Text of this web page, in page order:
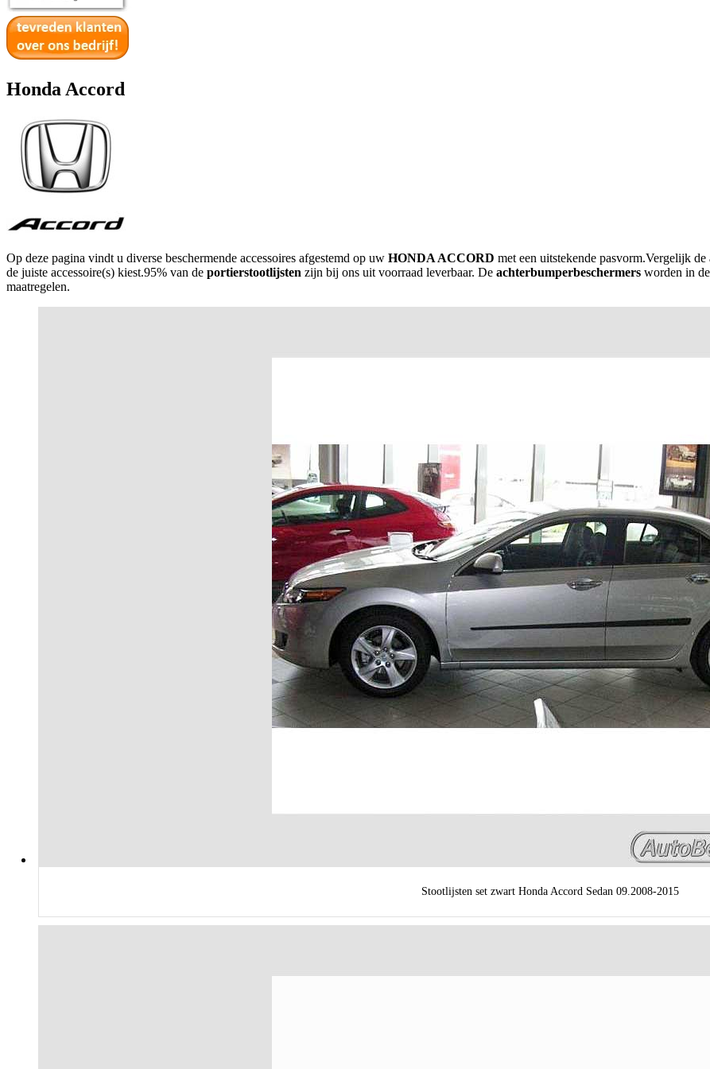
Honda Accord
Op deze pagina vindt u diverse beschermende accessoires afgestemd op uw HONDA ACCORD met een uitstekende pasvorm.Vergelijk
de juiste accessoire(s) kiest.95% van de portierstootlijsten zijn bij ons uit voorraad leverbaar. De achterbumperbeschermers worden in
maatregelen.
Stootlijsten set zwart Honda Accord Sedan 09.2008-2015